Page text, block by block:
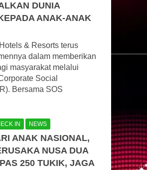
DUNIA
ANAK-ANAK
& Resorts terus
dalam memberikan
masyarakat melalui
Social
Bersama SOS
IN NEWS
ANAK NASIONAL,
NUSA DUA
250 TUKIK, JAGA